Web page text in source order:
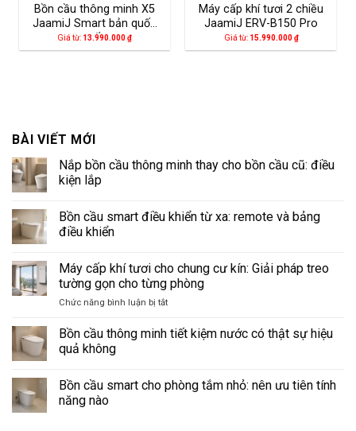
Bồn cầu thông minh X5
JaamiJ Smart bản quốc
tế
Giá từ: 13.990.000₫
Máy cấp khí tươi 2 chiều
JaamiJ ERV-B150 Pro
Giá từ: 15.990.000₫
BÀI VIẾT MỚI
Nắp bồn cầu thông minh thay cho bồn cầu cũ: điều
kiện lắp
bình
luận
ở
cầu
thông
minh
thay
cầu
cũ:
điều
Bồn cầu smart điều khiển từ xa: remote và bảng
điều khiển
bình
luận
ở
Bồn
điều
khiển
từ
và
bảng
điều
Máy cấp khí tươi cho chung cư kín: Giải pháp treo
tường gọn cho từng phòng
Chức năng bình luận bị tắtở
cấp
chung
Bồn cầu thông minh tiết kiệm nước có thật sự hiệu
quả không
bình
luận
ở
Bồn cầu smart cho phòng tắm nhỏ: nên ưu tiên tính
năng nào